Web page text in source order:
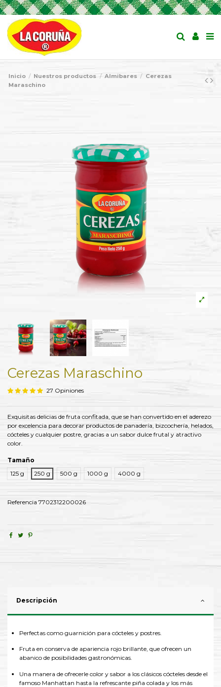
Inicio Nuestros productos Almibares
Cerezas
Maraschino
Cerezas Maraschino
27 Opiniones
Exquisitas delicias de fruta confitada, que se han convertido en el aderezo
por excelencia para decorar productos de panadería, bizcochería, helados,
cócteles y cualquier postre, gracias a un sabor dulce frutal y atractivo
color.
Tamaño
125 g
250 g 500 g 1000 g 4000 g
Referencia 7702312200026
Descripción
Perfectas como guarnición para cócteles y postres.
Fruta en conserva de apariencia rojo brillante, que ofrecen un
abanico de posibilidades gastronómicas.
Una manera de ofrecerle color y sabor a los clásicos cócteles desde el
famoso Manhattan hasta la refrescante piña colada y los más